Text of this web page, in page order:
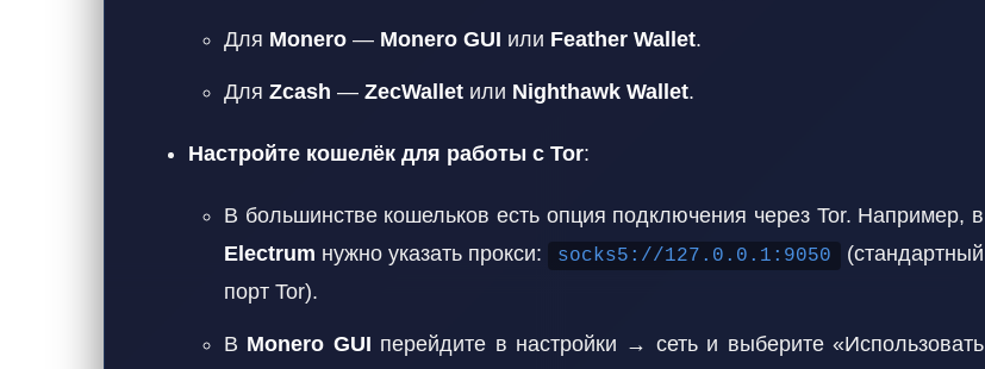
Для Monero — Monero GUI или Feather Wallet.
Для Zcash — ZecWallet или Nighthawk Wallet.
Настройте кошелёк для работы с Tor:
В большинстве кошельков есть опция подключения через Tor. Например, в
Electrum нужно указать прокси: socks5://127.0.0.1:9050
(стандартный
порт Tor).
В Monero GUI перейдите в настройки → сеть и выберите «Использовать